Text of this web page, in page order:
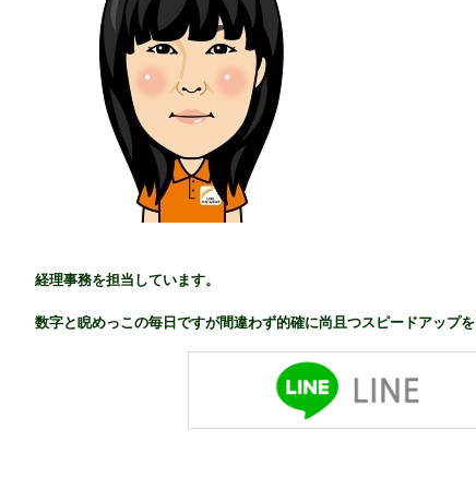
経理事務を担当 しています。
数字と睨めっこの毎日ですが間違わず的確に尚且つスピードアップを